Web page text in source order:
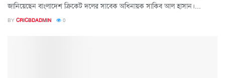
জানিয়েছেন বাংলাদেশ ক্রিকেট দলের সাবেক অধিনায়ক সাকিব আল হাসান।...
BY CRICBDADMIN 0